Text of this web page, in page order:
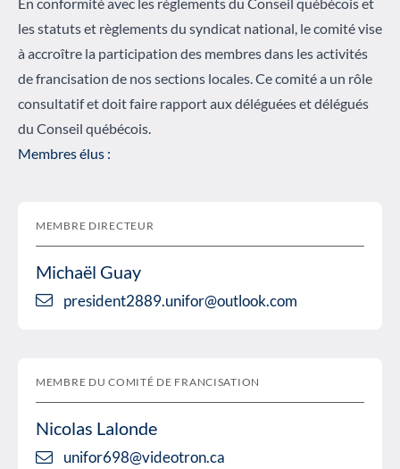
les statuts et règlements du syndicat national, le comité vise
à accroître la participation des membres dans les activités
de francisation de nos sections locales. Ce comité a un rôle
consultatif et doit faire rapport aux déléguées et délégués
du Conseil québécois.
Membres élus :
MEMBRE DIRECTEUR
Michaël Guay
president2889.unifor@outlook.com
MEMBRE DU COMITÉ DE FRANCISATION
Nicolas Lalonde
unifor698@videotron.ca